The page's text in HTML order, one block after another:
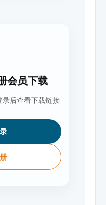
会员下载
录后查看下载链接